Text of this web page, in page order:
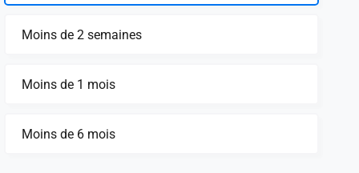
Moins de 2 semaines
Moins de 1 mois
Moins de 6 mois